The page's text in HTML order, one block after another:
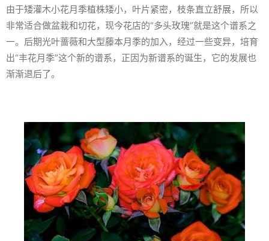
由于矮灌木小花月季植株矮小，叶片紧密，枝条直立舒展，所以
非常适合做盆栽和切花，现今花店的“多头玫瑰”就是这个谱系之
一。后期光叶蔷薇和大型藤本月季的加入，经过一些变异，培育
出“丰花月季”这个新的谱系，正因为新谱系的诞生，它的发展也
渐渐退后了。